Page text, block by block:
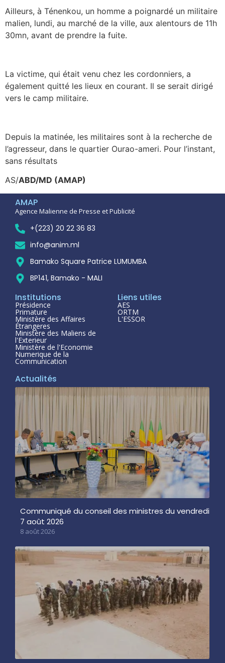
Ailleurs, à Ténenkou, un homme a poignardé un militaire
malien, lundi, au marché de la ville, aux alentours de 11h
30mn, avant de prendre la fuite.
La victime, qui était venu chez les cordonniers, a
également quitté les lieux en courant. Il se serait dirigé
vers le camp militaire.
Depuis la matinée, les militaires sont à la recherche de
l’agresseur, dans le quartier Ourao-ameri. Pour l’instant,
sans résultats
AS/ABD/MD (AMAP)
AMAP
Agence Malienne de Presse et Publicité
+(223) 20 22 36 83
info@anim.ml
Bamako Square Patrice LUMUMBA
BP141, Bamako - MALI
Institutions
Présidence
Primature
Ministère des Affaires
Étrangeres
Ministère des Maliens de
l'Exterieur
Ministère de l'Economie
Numerique de la
Communication
Liens utiles
AES
ORTM
L'ESSOR
Actualités
Communiqué du conseil des ministres du vendredi
7 août 2026
8 août 2026